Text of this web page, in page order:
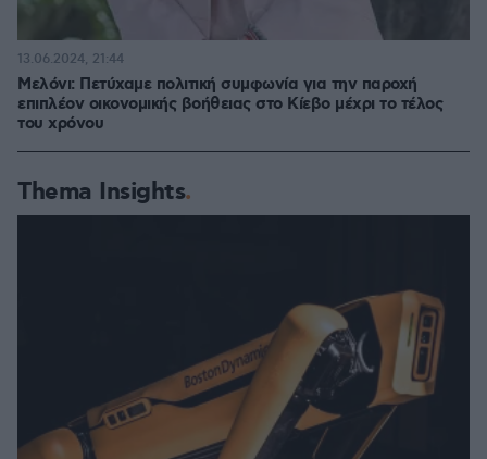
Μελόνι: Πετύχαμε πολιτική συμφωνία για την παροχή
επιπλέον οικονομικής βοήθειας στο Κίεβο μέχρι το τέλος
του χρόνου
13.06.2024, 21:44
Thema Insights